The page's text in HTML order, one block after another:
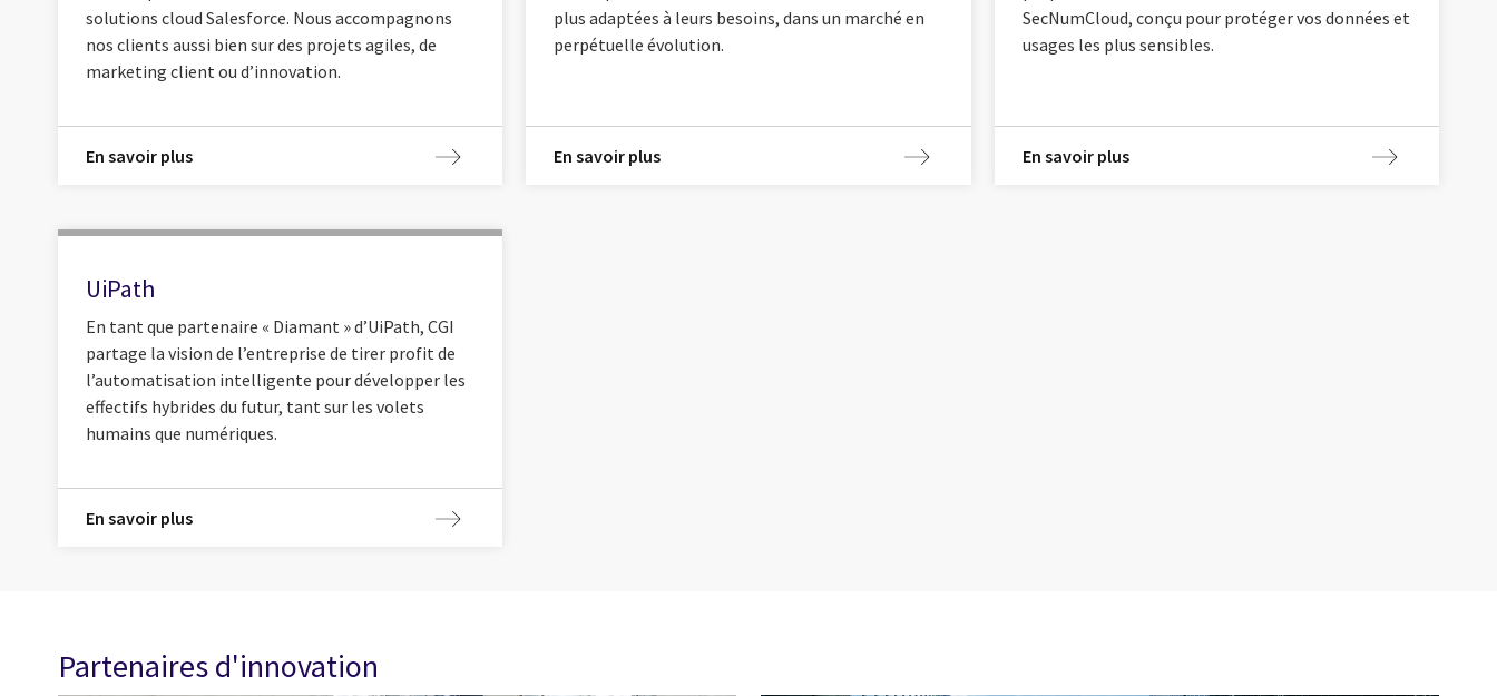
solutions cloud Salesforce. Nous accompagnons
nos clients aussi bien sur des projets agiles, de
marketing client ou d’innovation.
En savoir plus
plus adaptées à leurs besoins, dans un marché en
perpétuelle évolution.
En savoir plus
SecNumCloud, conçu pour protéger vos données et
usages les plus sensibles.
En savoir plus
UiPath
En tant que partenaire « Diamant » d’UiPath, CGI
partage la vision de l’entreprise de tirer profit de
l’automatisation intelligente pour développer les
effectifs hybrides du futur, tant sur les volets
humains que numériques.
En savoir plus
Partenaires d'innovation